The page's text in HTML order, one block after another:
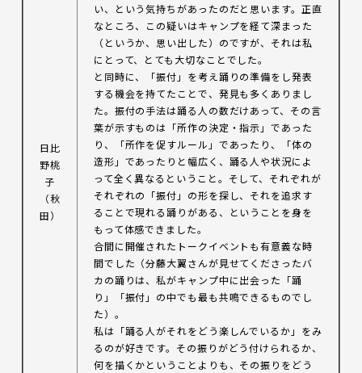
日比
野桃
子
（秋
田）
い、という気持ちがあったのだと思います。正直
なところ、この疑いはキャンプを経て深まった
（というか、思い出した）のですが、それは私
にとって、とても大切なことでした。
と同時に、「振付」を考え踊りの準備をし発表
する機会を持てたことで、発見も多くありまし
た。振付の手法は踊る人の数だけあって、その言
葉が示すものは「所作の決定・指示」であった
り、「所作を促すルール」であったり、「体の
造形」であったりと幅広く、踊る人や状況によ
って全く異なるということ。そして、それぞれが
それぞれの「振付」の形を探し、それを追求す
ることで現れる踊りがある、ということを身を
もって体感できました。
合間に開催されたトークイベントも有意義な時
間でした（分藤大翼さんが見せてくださったバ
カの踊りは、私がキャンプ中に出会った「踊
り」「振付」の中でも最も共鳴できるものでし
た）。
私は「踊る人がそれをどう楽しんでいるか」をみ
るのが好きです。その振りがどう付けられるか、
何を描くかということよりも、その振りをどう